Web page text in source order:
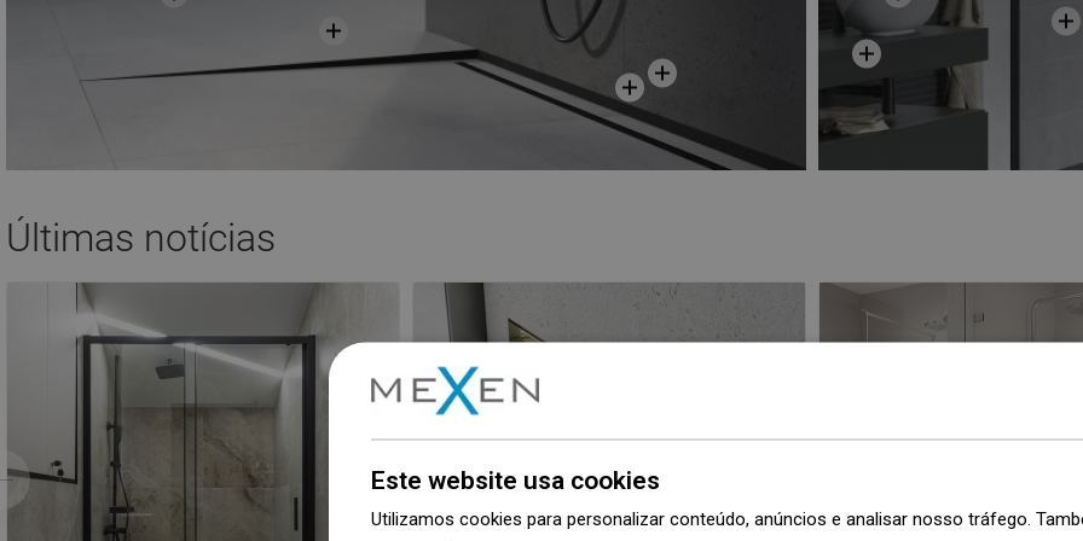
Últimas notícias
Este website usa cookies
Utilizamos cookies para personalizar conteúdo, anúncios e analisar nosso tráfego.